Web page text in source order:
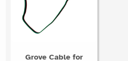
Grove Cable for